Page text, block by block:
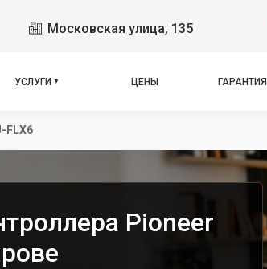
Московская улица, 135
УСЛУГИ ЦЕНЫ ГАРАНТИЯ
FLX6
Pioneer